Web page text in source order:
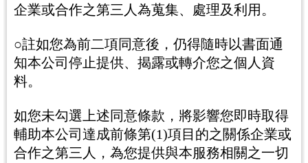
企業或合作之第三人為蒐集、處理及利用。
○註如您為前二項同意後，仍得隨時以書面通
知本公司停止提供、揭露或轉介您之個人資
料。
如您未勾選上述同意條款，將影響您即時取得
輔助本公司達成前條第(1)項目的之關係企業或
合作之第三人，為您提供與本服務相關之一切